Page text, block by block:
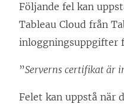
Följande fel kan
Tableau Cloud från
inloggningsuppgifter
”Serverns certifikat är
Felet kan uppstå när